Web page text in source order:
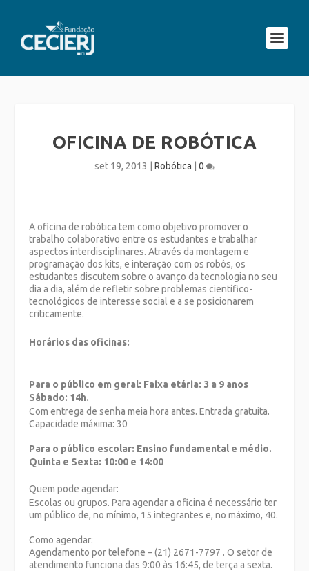
OFICINA DE ROBÓTICA
set 19, 2013 Robótica 0
A oficina de robótica tem como objetivo promover o
trabalho colaborativo entre os estudantes e trabalhar
aspectos interdisciplinares. Através da montagem e
programação dos kits, e interação com os robôs, os
estudantes discutem sobre o avanço da tecnologia no seu
dia a dia, além de refletir sobre problemas científico-
tecnológicos de interesse social e a se posicionarem
criticamente.
Horários das oficinas:
Para o público em geral: Faixa etária: 3 a 9 anos
Sábado: 14h.
Com entrega de senha meia hora antes. Entrada gratuita.
Capacidade máxima: 30
Para o público escolar: Ensino fundamental e médio.
Quinta e Sexta: 10:00 e 14:00
Quem pode agendar:
Escolas ou grupos. Para agendar a oficina é necessário ter
um público de, no mínimo, 15 integrantes e, no máximo, 40.
Como agendar:
Agendamento por telefone – (21) 2671-7797 . O setor de
atendimento funciona das 9:00 às 16:45, de terça a sexta.